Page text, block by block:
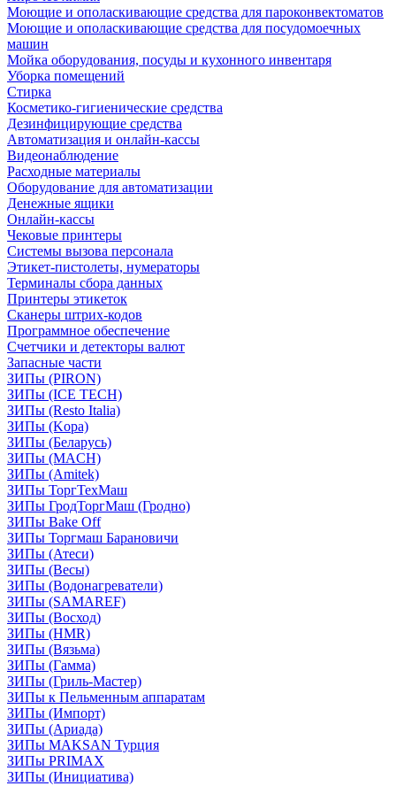
Моющие и ополаскивающие средства для пароконвектоматов
Моющие и ополаскивающие средства для посудомоечных
машин
Мойка оборудования, посуды и кухонного инвентаря
Уборка помещений
Стирка
Косметико-гигиенические средства
Дезинфицирующие средства
Автоматизация и онлайн-кассы
Видеонаблюдение
Расходные материалы
Оборудование для автоматизации
Денежные ящики
Онлайн-кассы
Чековые принтеры
Системы вызова персонала
Этикет-пистолеты, нумераторы
Терминалы сбора данных
Принтеры этикеток
Сканеры штрих-кодов
Программное обеспечение
Счетчики и детекторы валют
Запасные части
ЗИПы (PIRON)
ЗИПы (ICE TECH)
ЗИПы (Resto Italia)
ЗИПы (Kopa)
ЗИПы (Беларусь)
ЗИПы (MACH)
ЗИПы (Amitek)
ЗИПы ТоргТехМаш
ЗИПы ГродТоргМаш (Гродно)
ЗИПы Bake Off
ЗИПы Торгмаш Барановичи
ЗИПы (Атеси)
ЗИПы (Весы)
ЗИПы (Водонагреватели)
ЗИПы (SAMAREF)
ЗИПы (Восход)
ЗИПы (HMR)
ЗИПы (Вязьма)
ЗИПы (Гамма)
ЗИПы (Гриль-Мастер)
ЗИПы к Пельменным аппаратам
ЗИПы (Импорт)
ЗИПы (Ариада)
ЗИПы MAKSAN Турция
ЗИПы PRIMAX
ЗИПы (Инициатива)